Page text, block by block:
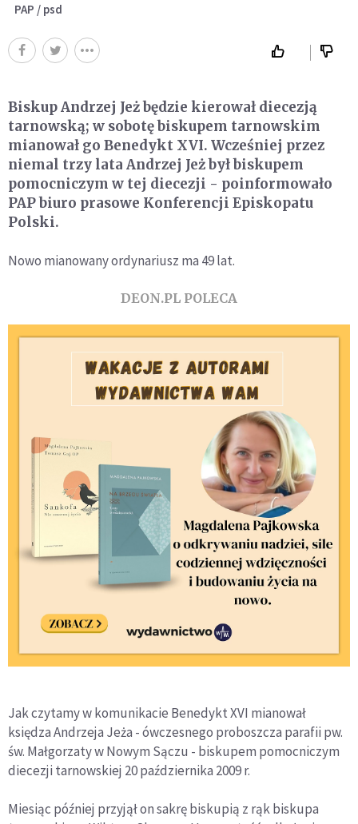
PAP / psd
Biskup Andrzej Jeż będzie kierował diecezją
tarnowską; w sobotę biskupem tarnowskim
mianował go Benedykt XVI. Wcześniej przez
niemal trzy lata Andrzej Jeż był biskupem
pomocniczym w tej diecezji - poinformowało
PAP biuro prasowe Konferencji Episkopatu
Polski.
Nowo mianowany ordynariusz ma 49 lat.
DEON.PL POLECA
Jak czytamy w komunikacie Benedykt XVI mianował
księdza Andrzeja Jeża - ówczesnego proboszcza parafii pw.
św. Małgorzaty w Nowym Sączu - biskupem pomocniczym
diecezji tarnowskiej 20 października 2009 r.
Miesiąc później przyjął on sakrę biskupią z rąk biskupa